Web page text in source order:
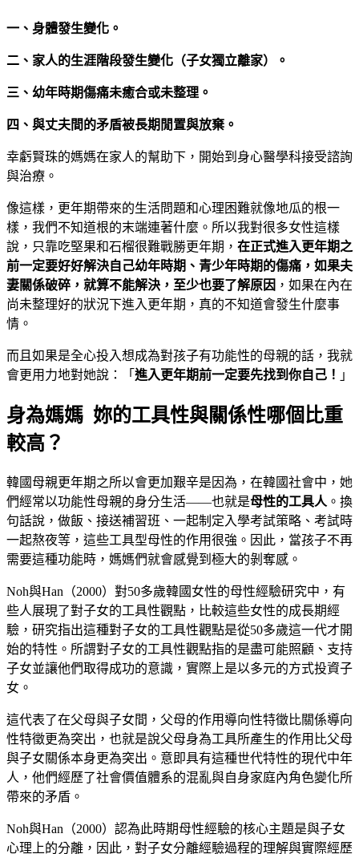
一、身體發生變化。
二、家人的生涯階段發生變化（子女獨立離家）。
三、幼年時期傷痛未癒合或未整理。
四、與丈夫間的矛盾被長期閒置與放棄。
幸虧賢珠的媽媽在家人的幫助下，開始到身心醫學科接受諮詢
與治療。
像這樣，更年期帶來的生活問題和心理困難就像地瓜的根一
樣，我們不知道根的末端連著什麼。所以我對很多女性這樣
說，只靠吃堅果和石榴很難戰勝更年期， 在正式進入更年期之
前一定要好好解決自己幼年時期、青少年時期的傷痛，如果夫
妻關係破碎，就算不能解決，至少也要了解原因 ，如果在內在
尚未整理好的狀況下進入更年期，真的不知道會發生什麼事
情。
而且如果是全心投入想成為對孩子有功能性的母親的話，我就
會更用力地對她說：「 進入更年期前一定要先找到你自己！ 」
身為媽媽 妳的工具性與關係性哪個比重
較高？
韓國母親更年期之所以會更加艱辛是因為，在韓國社會中，她
們經常以功能性母親的身分生活――也就是母性的工具人 。換
句話說，做飯、接送補習班、一起制定入學考試策略、考試時
一起熬夜等，這些工具型母性的作用很強。因此，當孩子不再
需要這種功能時，媽媽們就會感覺到極大的剝奪感。
Noh與Han（2000）對50多歲韓國女性的母性經驗研究中，有
些人展現了對子女的工具性觀點，比較這些女性的成長期經
驗，研究指出這種對子女的工具性觀點是從50多歲這一代才開
始的特性。所謂對子女的工具性觀點指的是盡可能照顧、支持
子女並讓他們取得成功的意識，實際上是以多元的方式投資子
女。
這代表了在父母與子女間，父母的作用導向性特徵比關係導向
性特徵更為突出，也就是說父母身為工具所產生的作用比父母
與子女關係本身更為突出。意即具有這種世代特性的現代中年
人，他們經歷了社會價值體系的混亂與自身家庭內角色變化所
帶來的矛盾。
Noh與Han（2000）認為此時期母性經驗的核心主題是與子女
心理上的分離，因此，對子女分離經驗過程的理解與實際經歷